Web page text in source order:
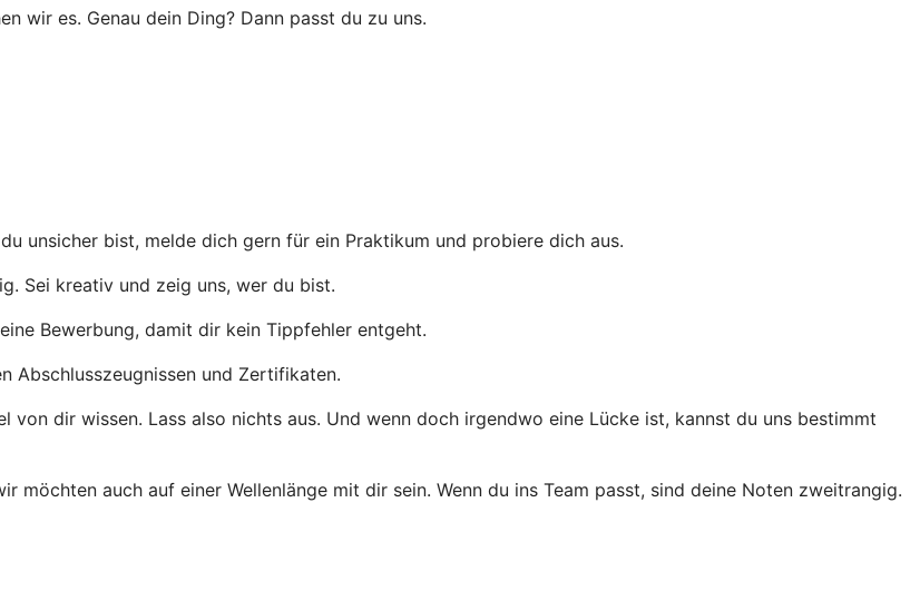
wir es. Genau dein Ding? Dann passt du zu uns.
unsicher bist, melde dich gern für ein Praktikum und probiere dich aus.
Sei kreativ und zeig uns, wer du bist.
Bewerbung, damit dir kein Tippfehler entgeht.
Abschlusszeugnissen und Zertifikaten.
von dir wissen. Lass also nichts aus. Und wenn doch irgendwo eine Lücke ist, kannst du uns bestimmt
möchten auch auf einer Wellenlänge mit dir sein. Wenn du ins Team passt, sind deine Noten zweitrangig.